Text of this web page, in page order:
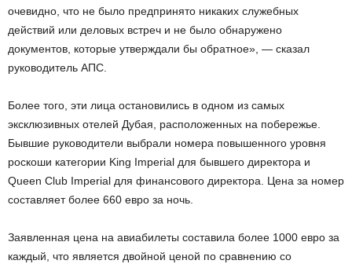
очевидно, что не было предпринято никаких служебных
действий или деловых встреч и не было обнаружено
документов, которые утверждали бы обратное», — сказал
руководитель АПС.
Более того, эти лица остановились в одном из самых
эксклюзивных отелей Дубая, расположенных на побережье.
Бывшие руководители выбрали номера повышенного уровня
роскоши категории King Imperial для бывшего директора и
Queen Club Imperial для финансового директора. Цена за номер
составляет более 660 евро за ночь.
Заявленная цена на авиабилеты составила более 1000 евро за
каждый, что является двойной ценой по сравнению со